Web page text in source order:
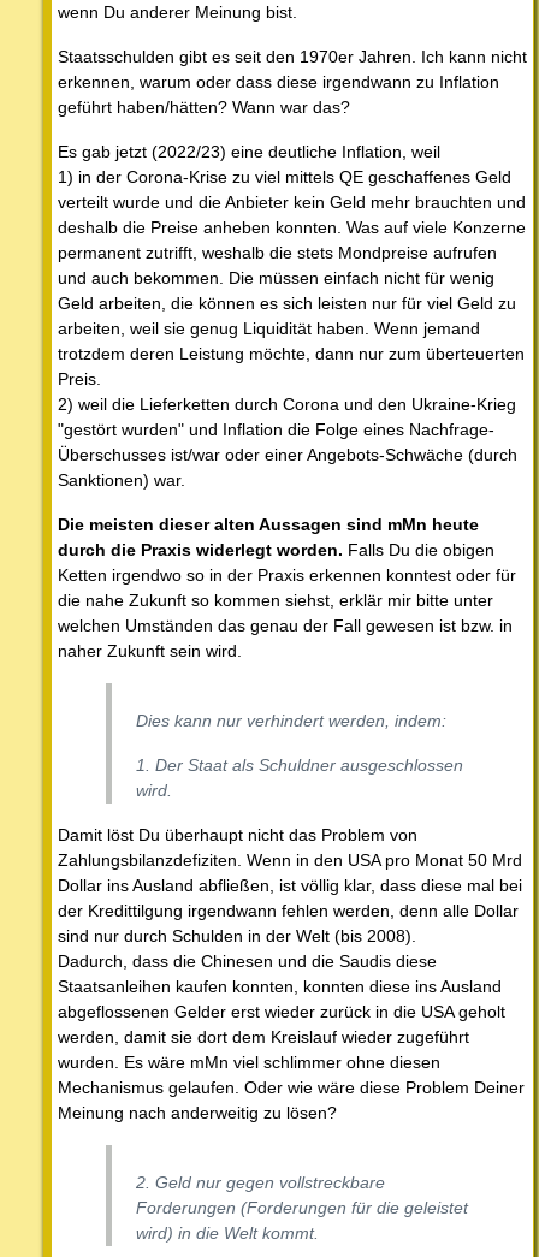
wenn Du anderer Meinung bist.
Staatsschulden gibt es seit den 1970er Jahren. Ich kann nicht
erkennen, warum oder dass diese irgendwann zu Inflation
geführt haben/hätten? Wann war das?
Es gab jetzt (2022/23) eine deutliche Inflation, weil
1) in der Corona-Krise zu viel mittels QE geschaffenes Geld
verteilt wurde und die Anbieter kein Geld mehr brauchten und
deshalb die Preise anheben konnten. Was auf viele Konzerne
permanent zutrifft, weshalb die stets Mondpreise aufrufen
und auch bekommen. Die müssen einfach nicht für wenig
Geld arbeiten, die können es sich leisten nur für viel Geld zu
arbeiten, weil sie genug Liquidität haben. Wenn jemand
trotzdem deren Leistung möchte, dann nur zum überteuerten
Preis.
2) weil die Lieferketten durch Corona und den Ukraine-Krieg
"gestört wurden" und Inflation die Folge eines Nachfrage-
Überschusses ist/war oder einer Angebots-Schwäche (durch
Sanktionen) war.
Die meisten dieser alten Aussagen sind mMn heute
durch die Praxis widerlegt worden. Falls Du die obigen
Ketten irgendwo so in der Praxis erkennen konntest oder für
die nahe Zukunft so kommen siehst, erklär mir bitte unter
welchen Umständen das genau der Fall gewesen ist bzw. in
naher Zukunft sein wird.
Dies kann nur verhindert werden, indem:
1. Der Staat als Schuldner ausgeschlossen
wird.
Damit löst Du überhaupt nicht das Problem von
Zahlungsbilanzdefiziten. Wenn in den USA pro Monat 50 Mrd
Dollar ins Ausland abfließen, ist völlig klar, dass diese mal bei
der Kredittilgung irgendwann fehlen werden, denn alle Dollar
sind nur durch Schulden in der Welt (bis 2008).
Dadurch, dass die Chinesen und die Saudis diese
Staatsanleihen kaufen konnten, konnten diese ins Ausland
abgeflossenen Gelder erst wieder zurück in die USA geholt
werden, damit sie dort dem Kreislauf wieder zugeführt
wurden. Es wäre mMn viel schlimmer ohne diesen
Mechanismus gelaufen. Oder wie wäre diese Problem Deiner
Meinung nach anderweitig zu lösen?
2. Geld nur gegen vollstreckbare
Forderungen (Forderungen für die geleistet
wird) in die Welt kommt.